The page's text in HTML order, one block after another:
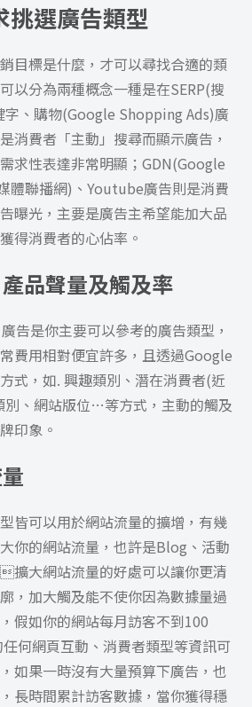
挑選廣告類型
目標是什麼，才可以尋找合適的類
以分為兩種概念一種是在SERP(搜
、購物(Google Shopping Ads)廣
消費者「主動」搜尋而顯示廣告，
求性表達非常明顯；GDN(Google
體聯播網)、Youtube廣告則是消費
曝光，主要是廣告主希望能加大品
得消費者的心佔率。
品聲量及觸及率
告是你主要可以參考的廣告類型，
費用相對便宜許多，且透過Google
式，如. 興趣類別、潛在消費者(近
別、網站版位…等方式，主動的觸及
印象。
皆可以用於網站流量的擴增，有幾
你的網站流量，也許是Blog、活動
擴大網站流量的好處可以讓你更清
，加大觸及能不使你因為數據量過
假如你的網站每月訪客不到100
何網頁互動、消費者類型等資訊可
如果一時沒有大量預算下廣告，也
長時間累計訪客數據，當你獲得穩